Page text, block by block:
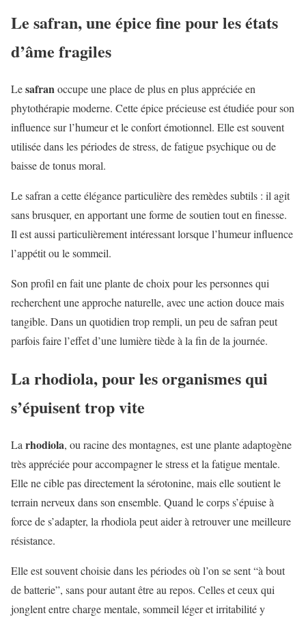
Le safran, une épice fine pour les états
d’âme fragiles
Lesafranoccupe une place de plus en plus appréciée en
phytothérapie moderne. Cette épice précieuse est étudiée pour son
influence sur l’humeur et le confort émotionnel. Elle est souvent
utilisée dans les périodes de stress, de fatigue psychique ou de
baisse de tonus moral.
Le safran a cette élégance particulière des remèdes subtils : il agit
sans brusquer, en apportant une forme de soutien tout en finesse.
Il est aussi particulièrement intéressant lorsque l’humeur influence
l’appétit ou le sommeil.
Son profil en fait une plante de choix pour les personnes qui
recherchent une approche naturelle, avec une action douce mais
tangible. Dans un quotidien trop rempli, un peu de safran peut
parfois faire l’effet d’une lumière tiède à la fin de la journée.
La rhodiola, pour les organismes qui
s’épuisent trop vite
La rhodiola, ou racine des montagnes, est une plante adaptogène
très appréciée pour accompagner le stress et la fatigue mentale.
Elle ne cible pas directement la sérotonine, mais elle soutient le
terrain nerveux dans son ensemble. Quand le corps s’épuise à
force de s’adapter, la rhodiola peut aider à retrouver une meilleure
résistance.
Elle est souvent choisie dans les périodes où l’on se sent “à bout
de batterie”, sans pour autant être au repos. Celles et ceux qui
jonglent entre charge mentale, sommeil léger et irritabilité y